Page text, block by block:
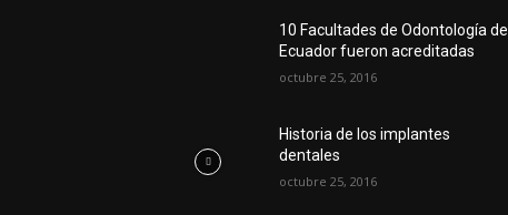
10 Facultades de Odontología del
Ecuador fueron acreditadas
octubre 25, 2016
Historia de los implantes
dentales
octubre 25, 2016